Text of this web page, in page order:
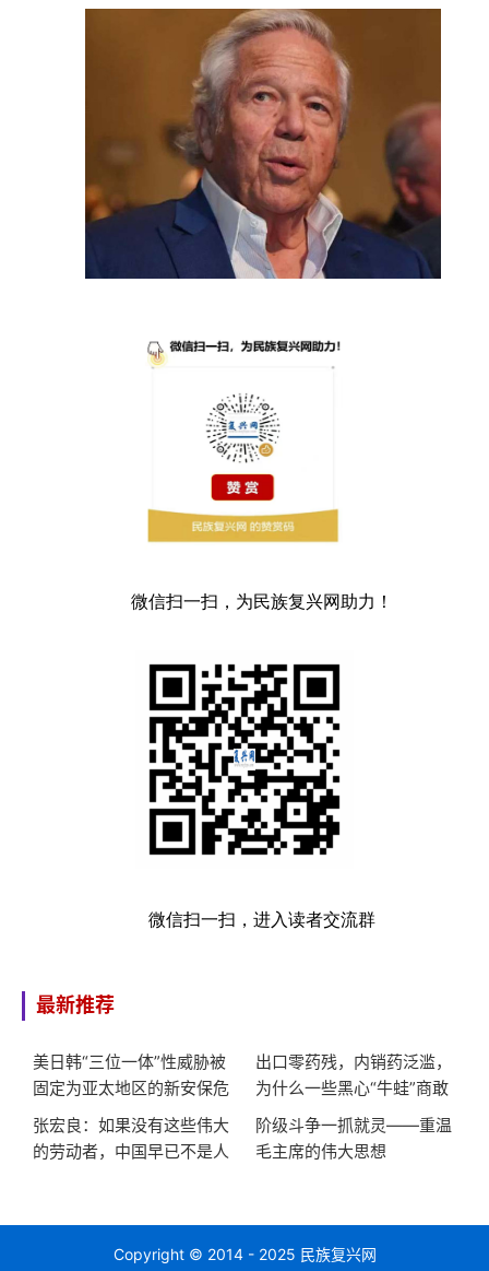
微信扫一扫，为民族复兴网助力！
微信扫一扫，进入读者交流群
最新推荐
美日韩“三位一体”性威胁被
固定为亚太地区的新安保危
机
出口零药残，内销药泛滥，
为什么一些黑心“牛蛙”商敢
对同胞这么狠?
张宏良：如果没有这些伟大
的劳动者，中国早已不是人
阶级斗争一抓就灵——重温
毛主席的伟大思想
Copyright © 2014 - 2025 民族复兴网